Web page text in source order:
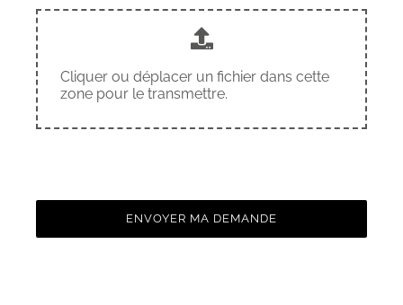
Cliquer ou déplacer un fichier dans cette
zone pour le transmettre.
ENVOYER MA DEMANDE